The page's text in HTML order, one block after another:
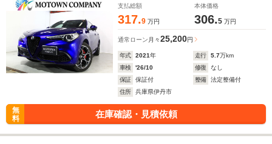
スト スペアキー有り
支払総額
317.9 万円
本体価格
306.5 万円
通常ローン 月々25,200円
年式 2021年 走行 5.7万km
車検
'26/10 修復
なし
保証
保証付 整備
法定整備付
住所
兵庫県伊丹市
無
料
在庫確認・見積依頼